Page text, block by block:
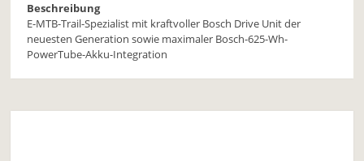
Beschreibung
E-MTB-Trail-Spezialist mit kraftvoller Bosch Drive Unit der
neuesten Generation sowie maximaler Bosch-625-Wh-
PowerTube-Akku-Integration